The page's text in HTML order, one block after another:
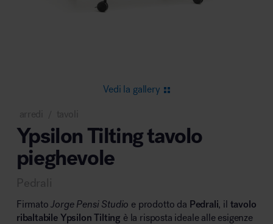
Area lounge e attesa
Vedi la gallery
arredi tavoli
Ypsilon Tilting tavolo
pieghevole
Pedrali
FirmatoJorge Pensi Studio e prodotto da Pedrali, il tavolo
ribaltabile Ypsilon Tilting è la risposta ideale alle esigenze